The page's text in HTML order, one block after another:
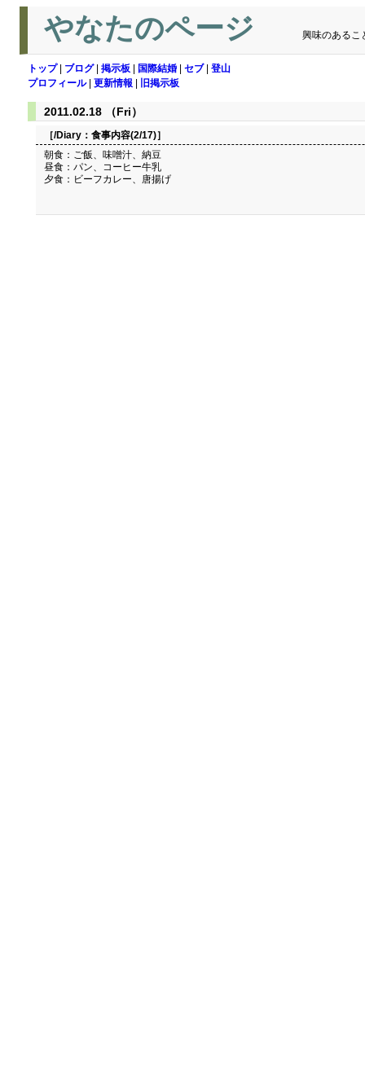
やなたのページ 興味のあるこ
トップ| ブログ| 掲示板 国際結婚 セブ| 登山
プロフィール| 更新情報 旧掲示板
2011.02.18 （Fri）
［/Diary： 食事内容(2/17)］
朝食：ご飯、味噌汁、納豆
昼食：パン、コーヒー牛乳
夕食：ビーフカレー、唐揚げ